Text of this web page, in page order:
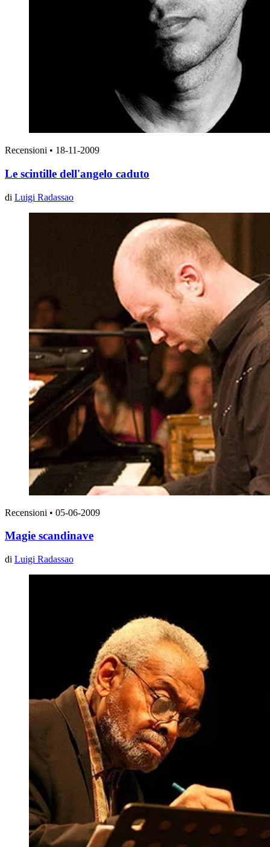
Recensioni • 18-11-2009
Le scintille dell'angelo caduto
di Luigi Radassao
Recensioni • 05-06-2009
Magie scandinave
di Luigi Radassao